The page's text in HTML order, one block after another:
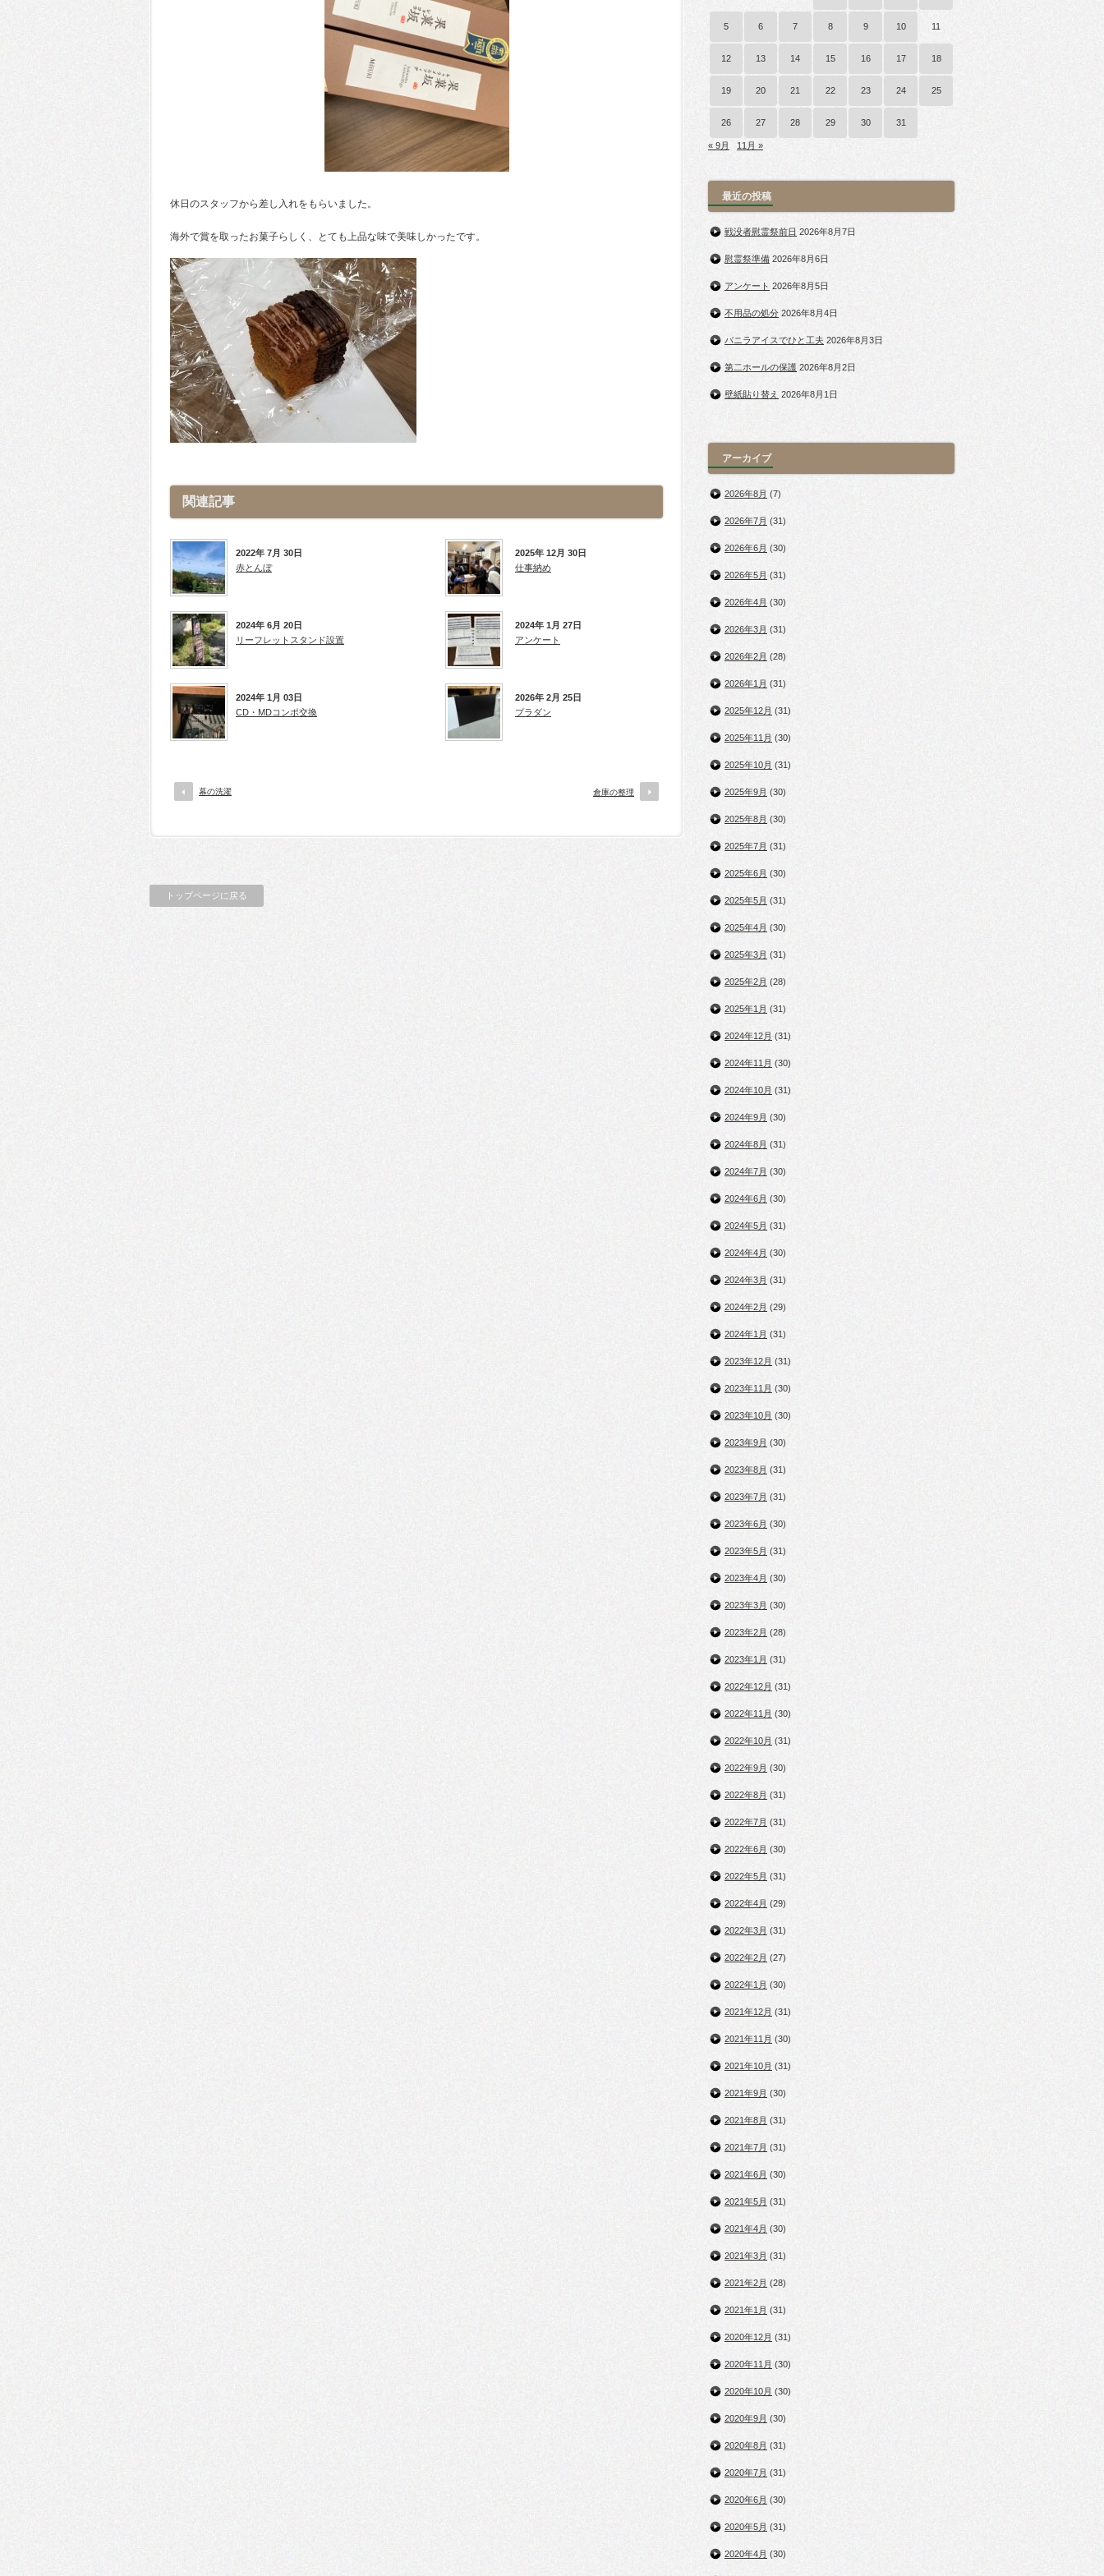
休日のスタッフから差し入れをもらいました。
海外で賞を取ったお菓子らしく、とても上品な味で美味しかったです。
関連記事
2022年 7月 30日
赤とんぼ
2025年 12月 30日
仕事納め
2024年 6月 20日
リーフレットスタンド設置
2024年 1月 27日
アンケート
2024年 1月 03日
CD・MDコンポ交換
2026年 2月 25日
プラダン
幕の洗濯 倉庫の整理
トップページに戻る
5 6 7 8 9 10 11
12 13 14 15 16 17 18
19 20 21 22 23 24 25
26 27 28 29 30 31
« 9月 11月 »
最近の投稿
戦没者慰霊祭前日 2026年8月7日
慰霊祭準備 2026年8月6日
アンケート 2026年8月5日
不用品の処分 2026年8月4日
バニラアイスでひと工夫 2026年8月3日
第二ホールの保護 2026年8月2日
壁紙貼り替え 2026年8月1日
アーカイブ
2026年8月 (7)
2026年7月 (31)
2026年6月 (30)
2026年5月 (31)
2026年4月 (30)
2026年3月 (31)
2026年2月 (28)
2026年1月 (31)
2025年12月 (31)
2025年11月 (30)
2025年10月 (31)
2025年9月 (30)
2025年8月 (30)
2025年7月 (31)
2025年6月 (30)
2025年5月 (31)
2025年4月 (30)
2025年3月 (31)
2025年2月 (28)
2025年1月 (31)
2024年12月 (31)
2024年11月 (30)
2024年10月 (31)
2024年9月 (30)
2024年8月 (31)
2024年7月 (30)
2024年6月 (30)
2024年5月 (31)
2024年4月 (30)
2024年3月 (31)
2024年2月 (29)
2024年1月 (31)
2023年12月 (31)
2023年11月 (30)
2023年10月 (30)
2023年9月 (30)
2023年8月 (31)
2023年7月 (31)
2023年6月 (30)
2023年5月 (31)
2023年4月 (30)
2023年3月 (30)
2023年2月 (28)
2023年1月 (31)
2022年12月 (31)
2022年11月 (30)
2022年10月 (31)
2022年9月 (30)
2022年8月 (31)
2022年7月 (31)
2022年6月 (30)
2022年5月 (31)
2022年4月 (29)
2022年3月 (31)
2022年2月 (27)
2022年1月 (30)
2021年12月 (31)
2021年11月 (30)
2021年10月 (31)
2021年9月 (30)
2021年8月 (31)
2021年7月 (31)
2021年6月 (30)
2021年5月 (31)
2021年4月 (30)
2021年3月 (31)
2021年2月 (28)
2021年1月 (31)
2020年12月 (31)
2020年11月 (30)
2020年10月 (30)
2020年9月 (30)
2020年8月 (31)
2020年7月 (31)
2020年6月 (30)
2020年5月 (31)
2020年4月 (30)